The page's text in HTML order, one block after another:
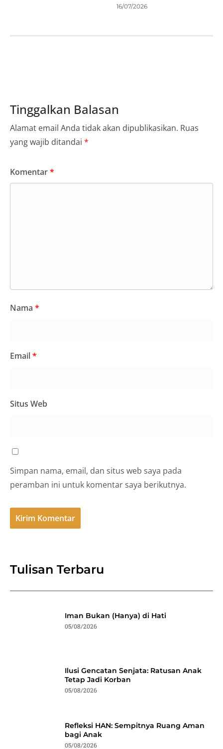
16/07/2026
Tinggalkan Balasan
Alamat email Anda tidak akan dipublikasikan. Ruas
yang wajib ditandai *
Komentar*
Nama *
Email*
Situs Web
Simpan nama, email, dan situs web saya pada
peramban ini untuk komentar saya berikutnya.
Tulisan Terbaru
Iman Bukan (Hanya) di Hati
05/08/2026
Ilusi Gencatan Senjata: Ratusan Anak
Tetap Jadi Korban
05/08/2026
Refleksi HAN: Sempitnya Ruang Aman
bagi Anak
05/08/2026